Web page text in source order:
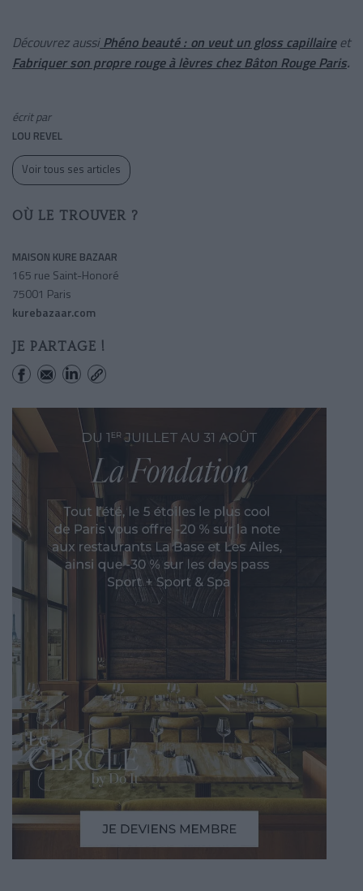
Découvrez aussiPhéno beauté : on veut un gloss capillaireet
Fabriquer son propre rouge à lèvres chez Bâton Rouge Paris.
écrit par
LOU REVEL
Voir tous ses articles
OÙ LE TROUVER ?
MAISON KURE BAZAAR
165 rue Saint-Honoré
75001 Paris
kurebazaar.com
JE PARTAGE !